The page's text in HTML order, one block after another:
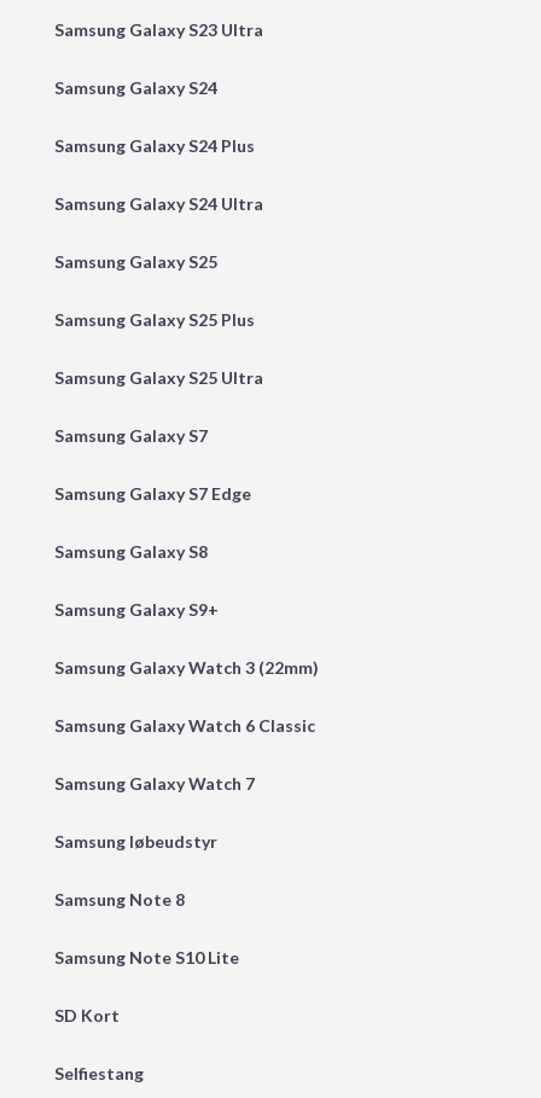
Samsung Galaxy S23 Ultra
Samsung Galaxy S24
Samsung Galaxy S24 Plus
Samsung Galaxy S24 Ultra
Samsung Galaxy S25
Samsung Galaxy S25 Plus
Samsung Galaxy S25 Ultra
Samsung Galaxy S7
Samsung Galaxy S7 Edge
Samsung Galaxy S8
Samsung Galaxy S9+
Samsung Galaxy Watch 3 (22mm)
Samsung Galaxy Watch 6 Classic
Samsung Galaxy Watch 7
Samsung løbeudstyr
Samsung Note 8
Samsung Note S10 Lite
SD Kort
Selfiestang